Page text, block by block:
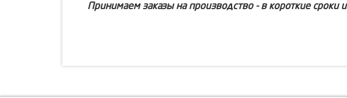
Принимаем заказы на производство - в короткие